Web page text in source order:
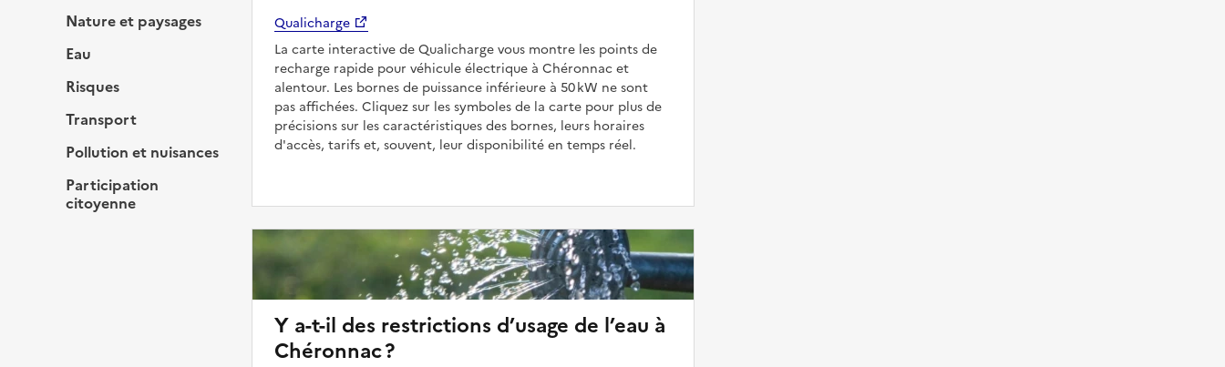
Nature et paysages
Eau
Risques
Transport
Pollution et nuisances
Participation
citoyenne
Qualicharge
La carte interactive de Qualicharge vous montre les points de
recharge rapide pour véhicule électrique à Chéronnac et
alentour. Les bornes de puissance inférieure à 50 kW ne sont
pas affichées. Cliquez sur les symboles de la carte pour plus de
précisions sur les caractéristiques des bornes, leurs horaires
d'accès, tarifs et, souvent, leur disponibilité en temps réel.
Y a-t-il des restrictions d’usage de l’eau à
Chéronnac ?